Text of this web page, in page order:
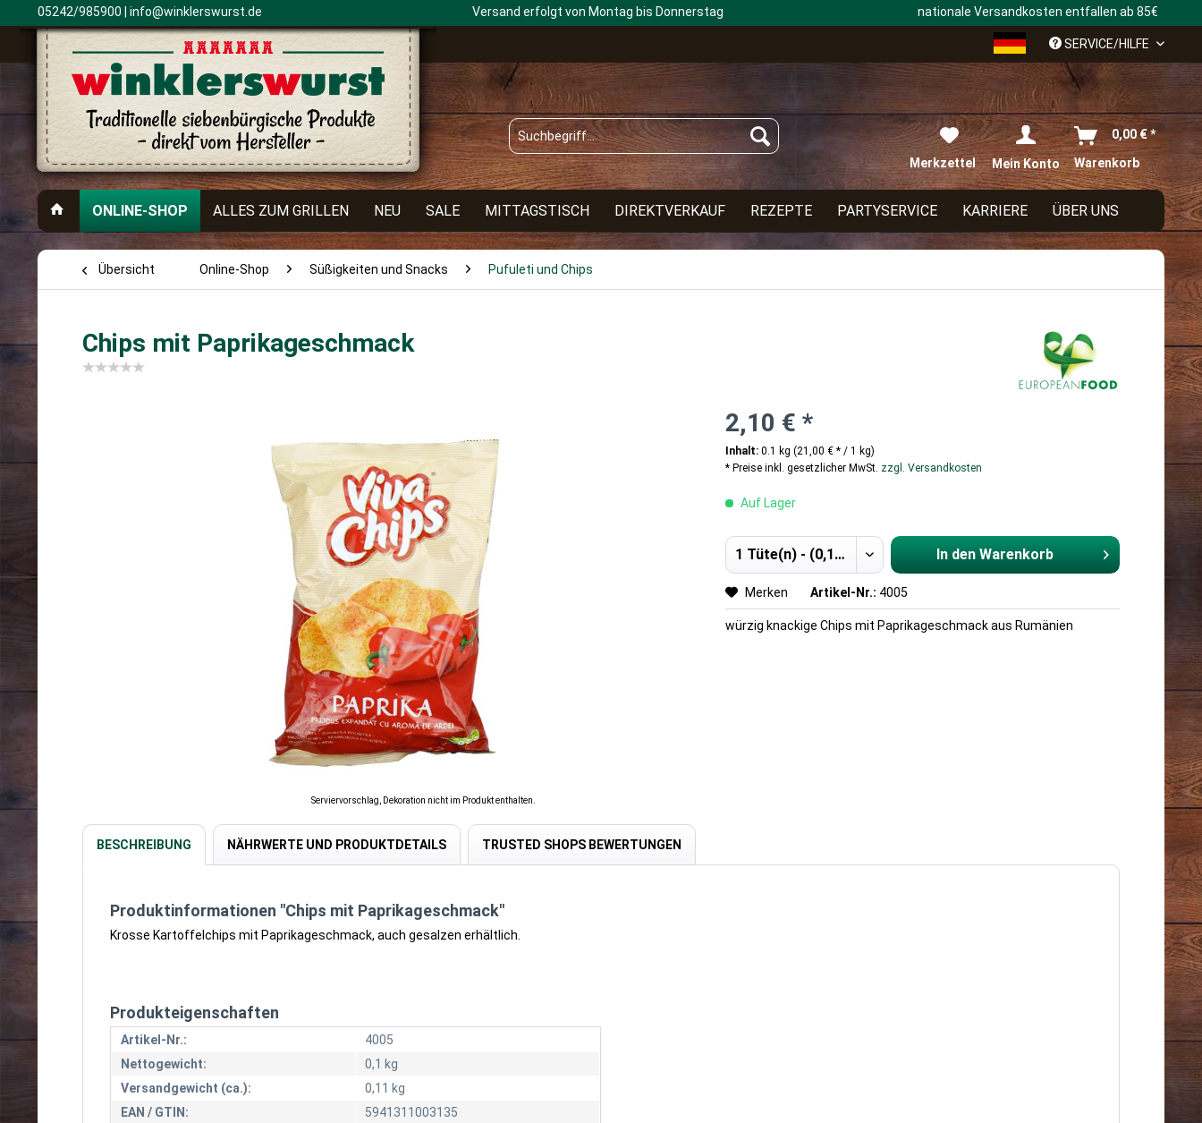
05242/985900 | info@winklerswurst.de Versand erfolgt von Montag bis Donnerstag nationale Versandkosten entfallen ab 85€
DeutschSERVICE/HILFE
Merkzettel Mein Konto
0,00 € *
Warenkorb
ONLINE-SHOP ALLES ZUM GRILLEN NEU SALE MITTAGSTISCH DIREKTVERKAUF REZEPTE PARTYSERVICE KARRIERE ÜBER UNS
Übersicht Online-Shop Süßigkeiten und Snacks Pufuleti und Chips
Chips mit Paprikageschmack
Serviervorschlag, Dekoration nicht im Produkt enthalten.
2,10 € *
Inhalt:0.1 kg (21,00 € * / 1 kg)
* Preise inkl. gesetzlicher MwSt. zzgl. Versandkosten
Auf Lager
In den Warenkorb
Artikel-Nr.: 4005
Merken
würzig knackige Chips mit Paprikageschmack aus Rumänien
BESCHREIBUNG NÄHRWERTE UND PRODUKTDETAILS TRUSTED SHOPS BEWERTUNGEN
Produktinformationen "Chips mit Paprikageschmack"
Krosse Kartoffelchips mit Paprikageschmack, auch gesalzen erhältlich.
Produkteigenschaften
Artikel-Nr.:
4005
Nettogewicht:
0,1 kg
Versandgewicht (ca.):
0,11 kg
EAN / GTIN:
5941311003135